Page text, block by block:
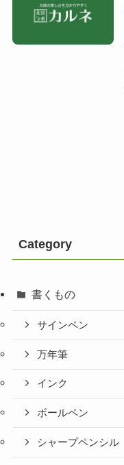
Category
書くもの
サインペン
万年筆
インク
ボールペン
シャープペンシル